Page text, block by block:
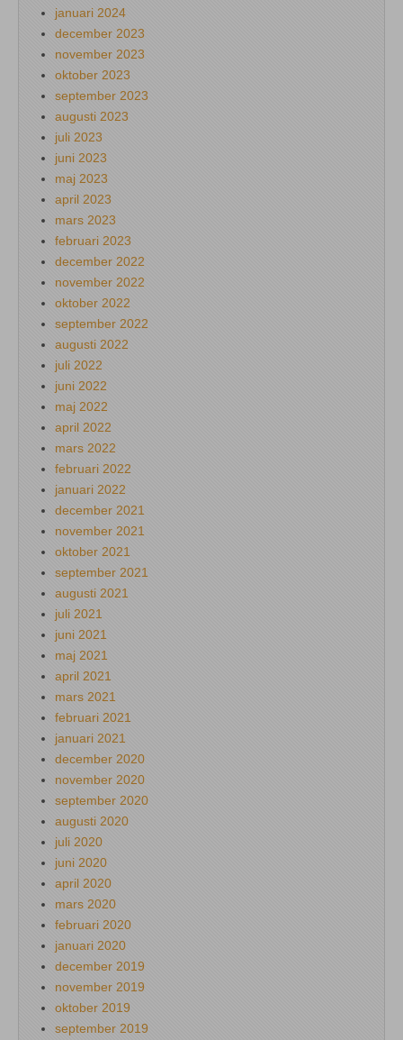
januari 2024
december 2023
november 2023
oktober 2023
september 2023
augusti 2023
juli 2023
juni 2023
maj 2023
april 2023
mars 2023
februari 2023
december 2022
november 2022
oktober 2022
september 2022
augusti 2022
juli 2022
juni 2022
maj 2022
april 2022
mars 2022
februari 2022
januari 2022
december 2021
november 2021
oktober 2021
september 2021
augusti 2021
juli 2021
juni 2021
maj 2021
april 2021
mars 2021
februari 2021
januari 2021
december 2020
november 2020
september 2020
augusti 2020
juli 2020
juni 2020
april 2020
mars 2020
februari 2020
januari 2020
december 2019
november 2019
oktober 2019
september 2019